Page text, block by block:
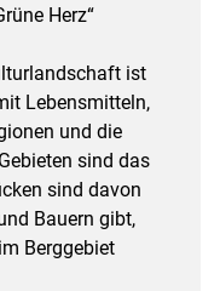
Herz“
ist
Lebensmitteln,
und die
sind das
sind davon
Bauern gibt,
Berggebiet